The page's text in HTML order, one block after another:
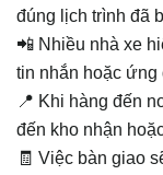
đúng lịch trình đã
📲 Nhiều nhà xe
tin nhắn hoặc ứng
📍 Khi hàng đến
đến kho nhận
🧾 Việc bàn giao